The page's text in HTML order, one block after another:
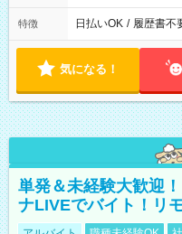
特徴 日払いOK / 履歴書不
気になる！
単発＆未経験大歓迎
ナLIVEでバイト！リ